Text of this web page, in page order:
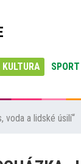
KULTURA SPORT
voda a lidské úsilí“